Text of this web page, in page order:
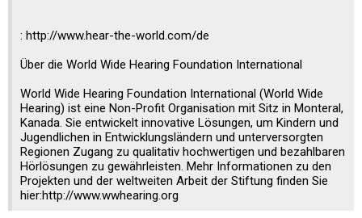
: http://www.hear-the-world.com/de
Über die World Wide Hearing Foundation International
World Wide Hearing Foundation International (World Wide
Hearing) ist eine Non-Profit Organisation mit Sitz in Monteral,
Kanada. Sie entwickelt innovative Lösungen, um Kindern und
Jugendlichen in Entwicklungsländern und unterversorgten
Regionen Zugang zu qualitativ hochwertigen und bezahlbaren
Hörlösungen zu gewährleisten. Mehr Informationen zu den
Projekten und der weltweiten Arbeit der Stiftung finden Sie
hier:http://www.wwhearing.org